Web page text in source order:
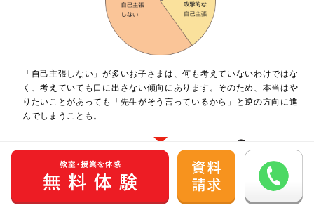
「自己主張しない」が多いお子さまは、何も考えていないわけではな
く、考えていても口に出さない傾向にあります。そのため、本当はや
りたいことがあっても「先生がそう言っているから」と逆の方向に進
んでしまうことも。